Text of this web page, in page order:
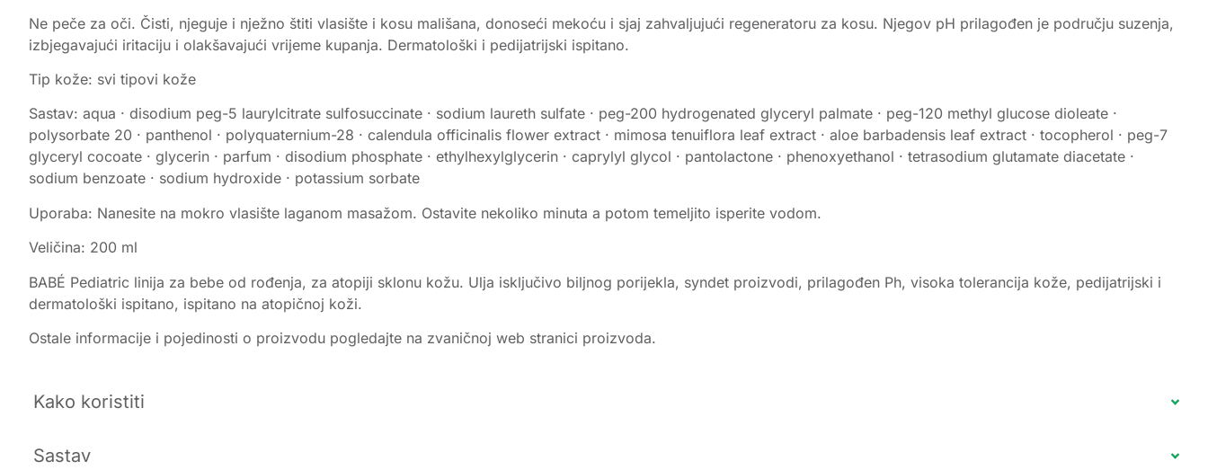
Ne peče za oči. Čisti, njeguje i nježno štiti vlasište i kosu mališana, donoseći mekoću i sjaj zahvaljujući regeneratoru za kosu. Njegov pH prilagođen je području suzenja,
izbjegavajući iritaciju i olakšavajući vrijeme kupanja. Dermatološki i pedijatrijski ispitano.
Tip kože: svi tipovi kože
Sastav: aqua · disodium peg-5 laurylcitrate sulfosuccinate · sodium laureth sulfate · peg-200 hydrogenated glyceryl palmate · peg-120 methyl glucose dioleate ·
polysorbate 20 · panthenol · polyquaternium-28 · calendula officinalis flower extract · mimosa tenuiflora leaf extract · aloe barbadensis leaf extract · tocopherol · peg-7
glyceryl cocoate · glycerin · parfum · disodium phosphate · ethylhexylglycerin · caprylyl glycol · pantolactone · phenoxyethanol · tetrasodium glutamate diacetate ·
sodium benzoate · sodium hydroxide · potassium sorbate
Uporaba: Nanesite na mokro vlasište laganom masažom. Ostavite nekoliko minuta a potom temeljito isperite vodom.
Veličina: 200 ml
BABÉ Pediatric linija za bebe od rođenja, za atopiji sklonu kožu. Ulja isključivo biljnog porijekla, syndet proizvodi, prilagođen Ph, visoka tolerancija kože, pedijatrijski i
dermatološki ispitano, ispitano na atopičnoj koži.
Ostale informacije i pojedinosti o proizvodu pogledajte na zvaničnoj web stranici proizvoda.
Kako koristiti
Sastav